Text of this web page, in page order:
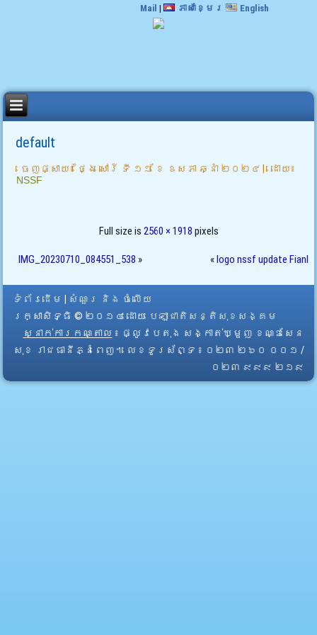
Mail | ភាសាខ្មែរ English
default
ចេញផ្សាយ៖ ថ្ងៃ សៅរ៍ ទី ១១ ខែ ឧសភា ឆ្នាំ ២០២៤ | ដោយ៖
NSSF
Full size is 2560 × 1918 pixels
IMG_20230710_084551_538 » « logo nssf update Fianl
ទំព័រដើម
សំណួរ និង ចំលើយ
រក្សាសិទ្ធិ © ២០១៤ ដោយ​ បេឡាជាតិសន្តិសុខសង្គម
ស្នាក់ការកណ្តាល ៖ ផ្លូវបេតុង សង្កាត់ឃ្មួញ ខណ្ឌសែន
សុខ រាជធានីភ្នំពេញ។ លេខទូរស័ព្ទ ៖ ០២៣ ២៦០ ០០១ /
០២៣ ៩៩៩ ២១៩